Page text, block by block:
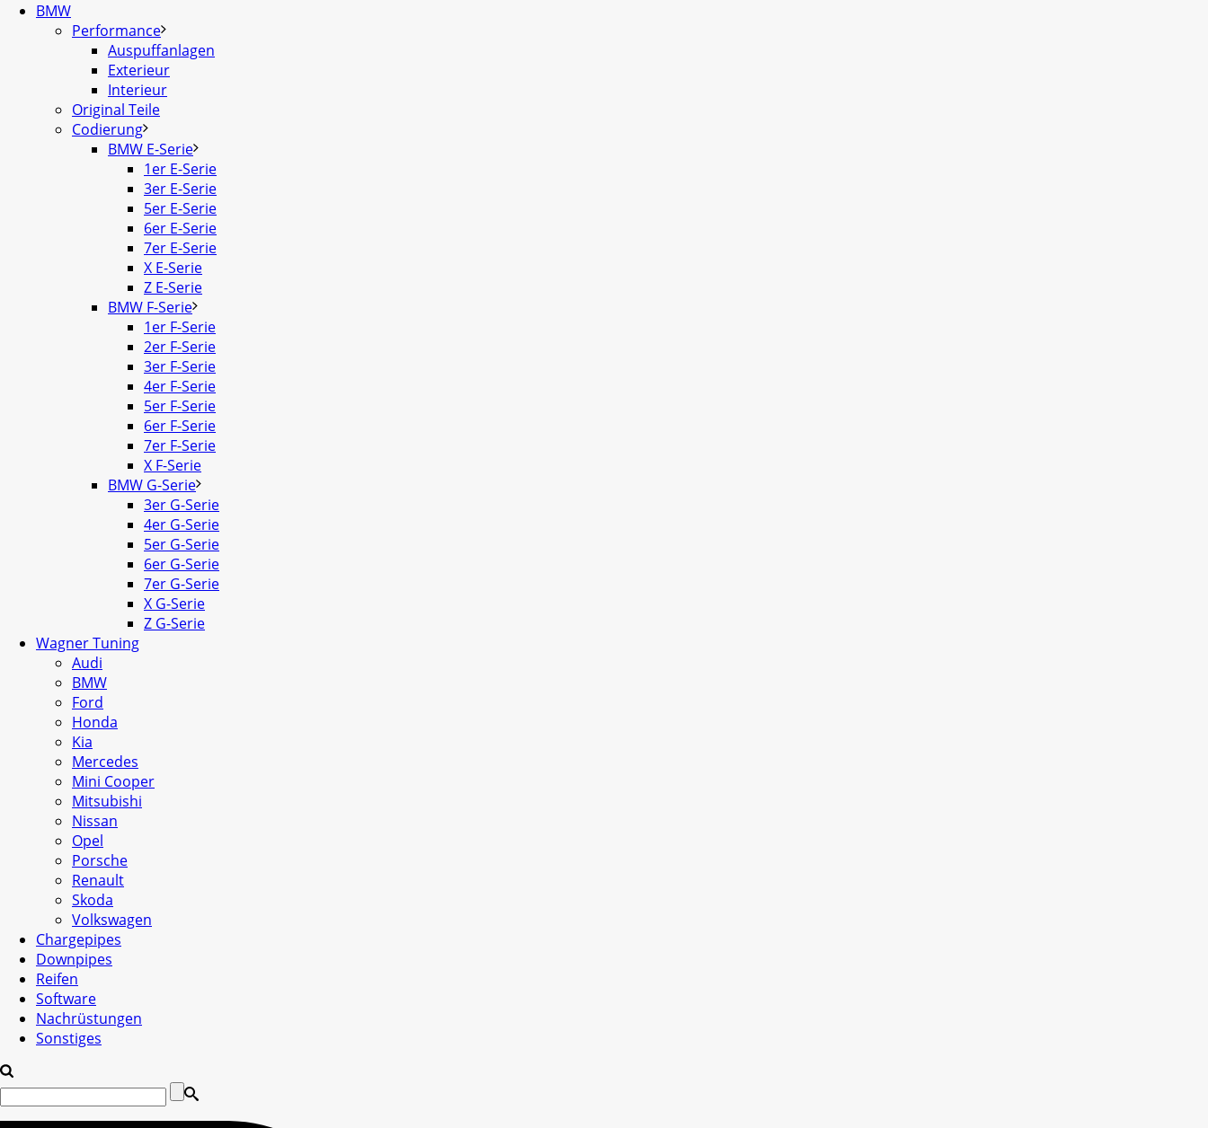
BMW
Performance
Auspuffanlagen
Exterieur
Interieur
Original Teile
Codierung
BMW E-Serie
1er E-Serie
3er E-Serie
5er E-Serie
6er E-Serie
7er E-Serie
X E-Serie
Z E-Serie
BMW F-Serie
1er F-Serie
2er F-Serie
3er F-Serie
4er F-Serie
5er F-Serie
6er F-Serie
7er F-Serie
X F-Serie
BMW G-Serie
3er G-Serie
4er G-Serie
5er G-Serie
6er G-Serie
7er G-Serie
X G-Serie
Z G-Serie
Wagner Tuning
Audi
BMW
Ford
Honda
Kia
Mercedes
Mini Cooper
Mitsubishi
Nissan
Opel
Porsche
Renault
Skoda
Volkswagen
Chargepipes
Downpipes
Reifen
Software
Nachrüstungen
Sonstiges